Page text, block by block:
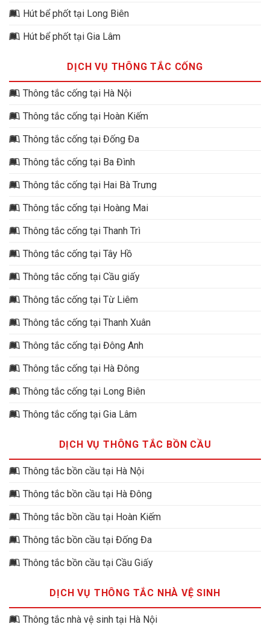
Hút bể phốt tại Long Biên
Hút bể phốt tại Gia Lâm
DỊCH VỤ THÔNG TẮC CỐNG
Thông tắc cống tại Hà Nội
Thông tắc cống tại Hoàn Kiếm
Thông tắc cống tại Đống Đa
Thông tắc cống tại Ba Đình
Thông tắc cống tại Hai Bà Trưng
Thông tắc cống tại Hoàng Mai
Thông tắc cống tại Thanh Trì
Thông tắc cống tại Tây Hồ
Thông tắc cống tại Cầu giấy
Thông tắc cống tại Từ Liêm
Thông tắc cống tại Thanh Xuân
Thông tắc cống tại Đông Anh
Thông tắc cống tại Hà Đông
Thông tắc cống tại Long Biên
Thông tắc cống tại Gia Lâm
DỊCH VỤ THÔNG TẮC BỒN CẦU
Thông tắc bồn cầu tại Hà Nội
Thông tắc bồn cầu tại Hà Đông
Thông tắc bồn cầu tại Hoàn Kiếm
Thông tắc bồn cầu tại Đống Đa
Thông tắc bồn cầu tại Cầu Giấy
DỊCH VỤ THÔNG TẮC NHÀ VỆ SINH
Thông tắc nhà vệ sinh tại Hà Nội